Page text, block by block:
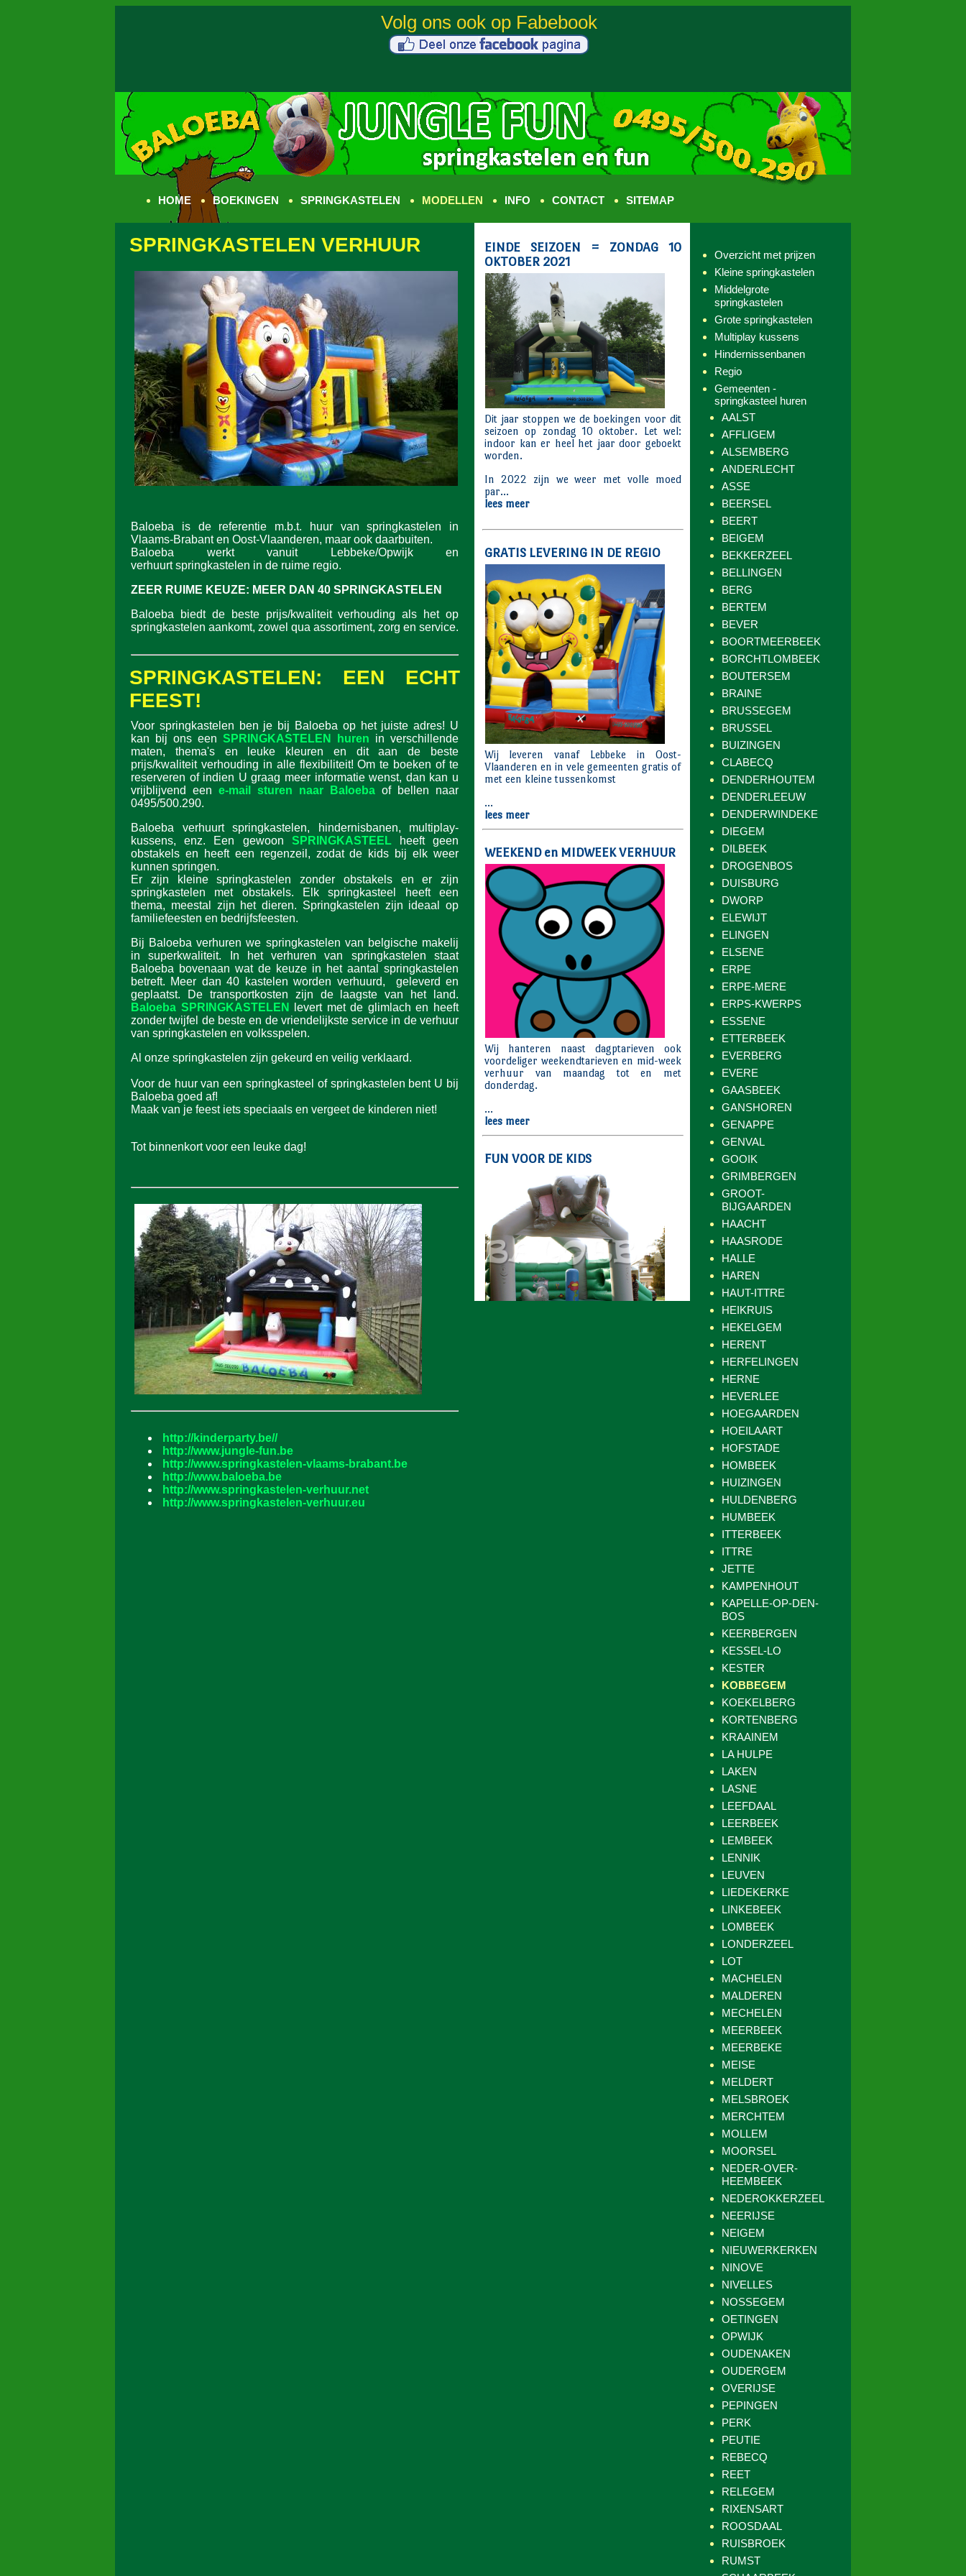
HOME BOEKINGEN SPRINGKASTELEN MODELLEN INFO CONTACT SITEMAP
SPRINGKASTELEN VERHUUR
Baloeba is de referentie m.b.t. huur van springkastelen in
Vlaams-Brabant en Oost-Vlaanderen, maar ook daarbuiten.
Baloeba werkt vanuit Lebbeke/Opwijk en
verhuurt springkastelen in de ruime regio.
ZEER RUIME KEUZE: MEER DAN 40 SPRINGKASTELEN
Baloeba biedt de beste prijs/kwaliteit verhouding als het op
springkastelen aankomt, zowel qua assortiment, zorg en service.
SPRINGKASTELEN: EEN ECHT
FEEST!
Voor springkastelen ben je bij Baloeba op het juiste adres! U
kan bij ons een SPRINGKASTELEN huren in verschillende
maten, thema's en leuke kleuren en dit aan de beste
prijs/kwaliteit verhouding in alle flexibiliteit! Om te boeken of te
reserveren of indien U graag meer informatie wenst, dan kan u
vrijblijvend een e-mail sturen naar Baloeba of bellen naar
0495/500.290.
Baloeba verhuurt springkastelen, hindernisbanen, multiplay-
kussens, enz. Een gewoon SPRINGKASTEELheeft geen
obstakels en heeft een regenzeil, zodat de kids bij elk weer
kunnen springen.
Er zijn kleine springkastelen zonder obstakels en er zijn
springkastelen met obstakels. Elk springkasteel heeft een
thema, meestal zijn het dieren. Springkastelen zijn ideaal op
familiefeesten en bedrijfsfeesten.
Bij Baloeba verhuren we springkastelen van belgische makelij
in superkwaliteit. In het verhuren van springkastelen staat
Baloeba bovenaan wat de keuze in het aantal springkastelen
betreft. Meer dan 40 kastelen worden verhuurd, geleverd en
geplaatst. De transportkosten zijn de laagste van het land.
Baloeba SPRINGKASTELEN
levert met de glimlach en heeft
zonder twijfel de beste en de vriendelijkste service in de verhuur
van springkastelen en volksspelen.
Al onze springkastelen zijn gekeurd en veilig verklaard.
Voor de huur van een springkasteel of springkastelen bent U bij
Baloeba goed af!
Maak van je feest iets speciaals en vergeet de kinderen niet!
Tot binnenkort voor een leuke dag!
http://kinderparty.be//
http://www.jungle-fun.be
http://www.springkastelen-vlaams-brabant.be
http://www.baloeba.be
http://www.springkastelen-verhuur.net
http://www.springkastelen-verhuur.eu
Overzicht met prijzen
Kleine springkastelen
Middelgrote
springkastelen
Grote springkastelen
Multiplay kussens
Hindernissenbanen
Regio
Gemeenten -
springkasteel huren
AALST
AFFLIGEM
ALSEMBERG
ANDERLECHT
ASSE
BEERSEL
BEERT
BEIGEM
BEKKERZEEL
BELLINGEN
BERG
BERTEM
BEVER
BOORTMEERBEEK
BORCHTLOMBEEK
BOUTERSEM
BRAINE
BRUSSEGEM
BRUSSEL
BUIZINGEN
CLABECQ
DENDERHOUTEM
DENDERLEEUW
DENDERWINDEKE
DIEGEM
DILBEEK
DROGENBOS
DUISBURG
DWORP
ELEWIJT
ELINGEN
ELSENE
ERPE
ERPE-MERE
ERPS-KWERPS
ESSENE
ETTERBEEK
EVERBERG
EVERE
GAASBEEK
GANSHOREN
GENAPPE
GENVAL
GOOIK
GRIMBERGEN
GROOT-
BIJGAARDEN
HAACHT
HAASRODE
HALLE
HAREN
HAUT-ITTRE
HEIKRUIS
HEKELGEM
HERENT
HERFELINGEN
HERNE
HEVERLEE
HOEGAARDEN
HOEILAART
HOFSTADE
HOMBEEK
HUIZINGEN
HULDENBERG
HUMBEEK
ITTERBEEK
ITTRE
JETTE
KAMPENHOUT
KAPELLE-OP-DEN-
BOS
KEERBERGEN
KESSEL-LO
KESTER
KOBBEGEM
KOEKELBERG
KORTENBERG
KRAAINEM
LA HULPE
LAKEN
LASNE
LEEFDAAL
LEERBEEK
LEMBEEK
LENNIK
LEUVEN
LIEDEKERKE
LINKEBEEK
LOMBEEK
LONDERZEEL
LOT
MACHELEN
MALDEREN
MECHELEN
MEERBEEK
MEERBEKE
MEISE
MELDERT
MELSBROEK
MERCHTEM
MOLLEM
MOORSEL
NEDER-OVER-
HEEMBEEK
NEDEROKKERZEEL
NEERIJSE
NEIGEM
NIEUWERKERKEN
NINOVE
NIVELLES
NOSSEGEM
OETINGEN
OPWIJK
OUDENAKEN
OUDERGEM
OVERIJSE
PEPINGEN
PERK
PEUTIE
REBECQ
REET
RELEGEM
RIXENSART
ROOSDAAL
RUISBROEK
RUMST